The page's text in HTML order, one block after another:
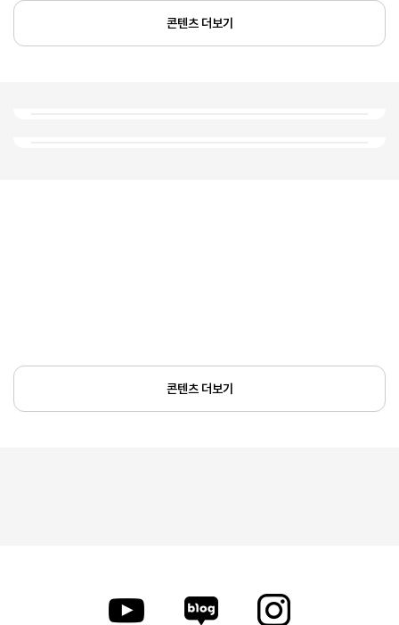
콘텐츠 더보기
콘텐츠 더보기